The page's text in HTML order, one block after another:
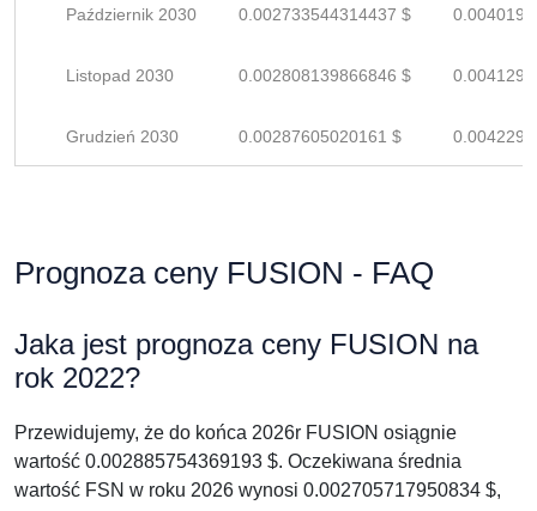
Październik 2030 0.002733544314437 $
Listopad 2030 0.002808139866846 $
Grudzień 2030 0.00287605020161 $
Prognoza ceny FUSION - FAQ
Jaka jest prognoza ceny FUSION na
rok 2022?
Przewidujemy, że do końca 2026r FUSION osiągnie
wartość 0.002885754369193 $. Oczekiwana średnia
wartość FSN w roku 2026 wynosi 0.002705717950834 $,